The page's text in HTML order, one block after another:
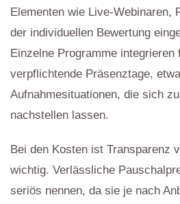
Elementen wie Live-Webinaren,
der individuellen Bewertung
Einzelne Programme integrieren
verpflichtende Präsenztage,
Aufnahmesituationen, die sich
nachstellen lassen.
Bei den Kosten ist Transparenz
wichtig. Verlässliche
seriös nennen, da sie je nach